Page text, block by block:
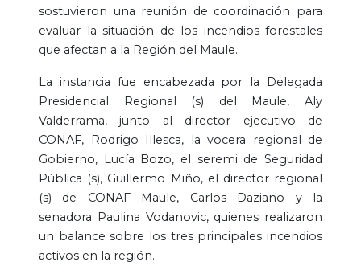
sostuvieron una reunión de coordinación para
evaluar la situación de los incendios forestales
que afectan a la Región del Maule.
La instancia fue encabezada por la Delegada
Presidencial Regional (s) del Maule, Aly
Valderrama, junto al director ejecutivo de
CONAF, Rodrigo Illesca, la vocera regional de
Gobierno, Lucía Bozo, el seremi de Seguridad
Pública (s), Guillermo Miño, el director regional
(s) de CONAF Maule, Carlos Daziano y la
senadora Paulina Vodanovic, quienes realizaron
un balance sobre los tres principales incendios
activos en la región.